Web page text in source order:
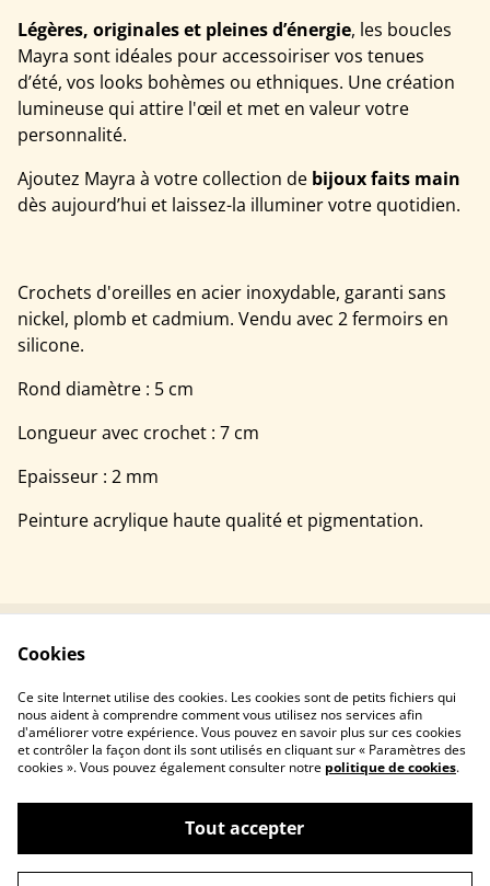
Légères, originales et pleines d’énergie, les boucles
Mayra sont idéales pour accessoiriser vos tenues
d’été, vos looks bohèmes ou ethniques. Une création
lumineuse qui attire l'œil et met en valeur votre
personnalité.
Ajoutez Mayra à votre collection de bijoux faits main
dès aujourd’hui et laissez-la illuminer votre quotidien.
Crochets d'oreilles en acier inoxydable, garanti sans
nickel, plomb et cadmium. Vendu avec 2 fermoirs en
silicone.
Rond diamètre : 5 cm
Longueur avec crochet : 7 cm
Epaisseur : 2 mm
Peinture acrylique haute qualité et pigmentation.
Politique de
confidentialité
Politique de cookies
©2026Les créations de la pointilleuse
Cookies
Ce site Internet utilise des cookies. Les cookies sont de petits fichiers qui
nous aident à comprendre comment vous utilisez nos services afin
d'améliorer votre expérience. Vous pouvez en savoir plus sur ces cookies
et contrôler la façon dont ils sont utilisés en cliquant sur « Paramètres des
cookies ». Vous pouvez également consulter notre politique de cookies.
Tout accepter